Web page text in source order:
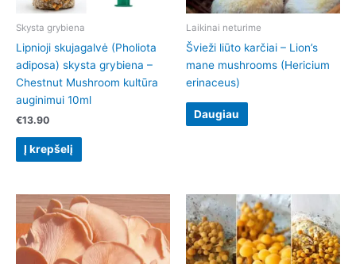
Skysta grybiena
Lipnioji skujagalvė (Pholiota
adiposa) skysta grybiena –
Chestnut Mushroom kultūra
auginimui 10ml
€13.90
Į krepšelį
Laikinai neturime
Švieži liūto karčiai – Lion’s
mane mushrooms (Hericium
erinaceus)
Daugiau
Price
range:
€8.90
through
€14.90
product
has
multiple